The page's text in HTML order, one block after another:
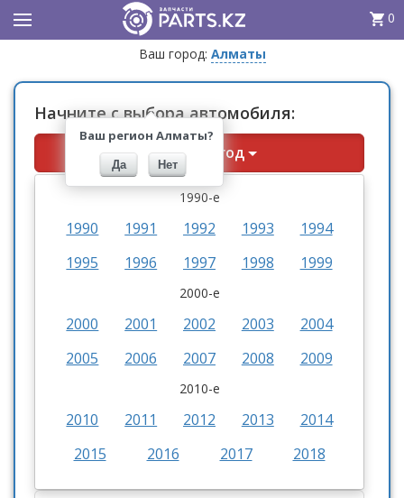
0
Ваш город: Алматы
Ваш регион Алматы?
Да Нет
Начните с выбора автомобиля:
Выберите год
1990-е
1990 1991 1992 1993
1994
1995
1996 1997 1998 1999
2000-е
2000 2001 2002 2003
2004
2005
2006 2007 2008 2009
2010-е
2010 2011 2012 2013
2014
2015
2016 2017 2018